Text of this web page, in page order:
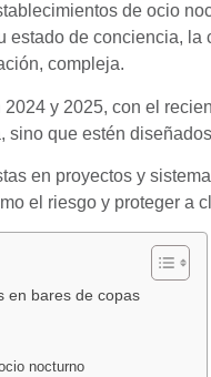
de ocio
estado de conciencia,
compleja.
y 2025, con el
sino que estén
en proyectos y
el riesgo y proteger a
en bares de copas
nocturno